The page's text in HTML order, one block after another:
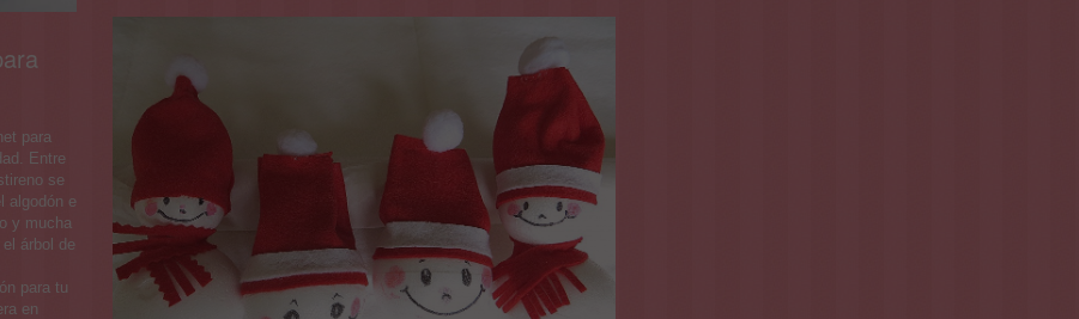
para
Entre
se
algodón e
y mucha
árbol de
para tu
en